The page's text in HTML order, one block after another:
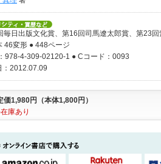
毎日出版文化賞、第16回司馬遼太郎賞、第23
46変形 ● 448ページ
978-4-309-02120-1 ● Cコード：0093
：2012.07.09
価1,980円（本体1,800円）
庫あり